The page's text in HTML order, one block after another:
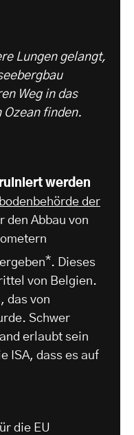
Lungen gelangt,
Weg in das
Ozean finden.
werden
der
den Abbau von
*. Dieses
von Belgien.
das von
Schwer
erlaubt sein
ISA, dass es auf
die EU